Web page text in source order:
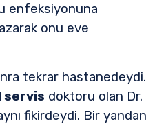
enfeksiyonuna
onu eve
tekrar hastanedeydi.
servis doktoru olan Dr.
fikirdeydi. Bir yandan